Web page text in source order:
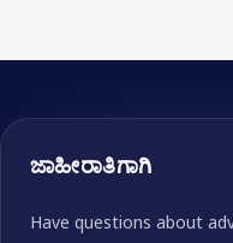
ಜಾಹೀರಾತಿಗಾಗಿ
Have questions about